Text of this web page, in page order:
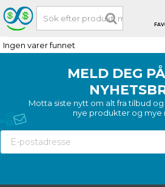
Ingen varer funnet
MELD DEG
Motta siste nytt om alt fra tilbud og
nye produkter og mye